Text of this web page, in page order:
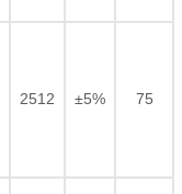
2512 ±5% 75